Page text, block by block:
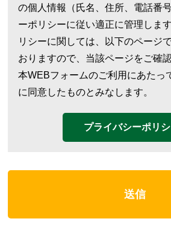
の個人情報（氏名、住所、電話番
ーポリシーに従い適正に管理しま
リシーに関しては、以下のページ
おりますので、当該ページをご確
本WEBフォームのご利用にあたっ
に同意したものとみなします。
プライバシーポリ